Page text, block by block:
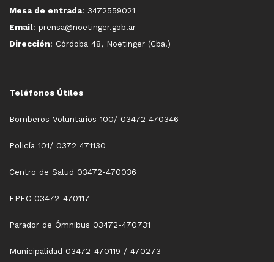
Mesa de entrada: 3472559021
Email: prensa@noetinger.gob.ar
Dirección: Córdoba 48, Noetinger (Cba.)
Teléfonos Útiles
Bomberos Voluntarios 100/ 03472 470346
Policía 101/ 0372 471130
Centro de Salud 03472-470036
EPEC 03472-470117
Parador de Ómnibus 03472-470731
Municipalidad 03472-470119 / 470273